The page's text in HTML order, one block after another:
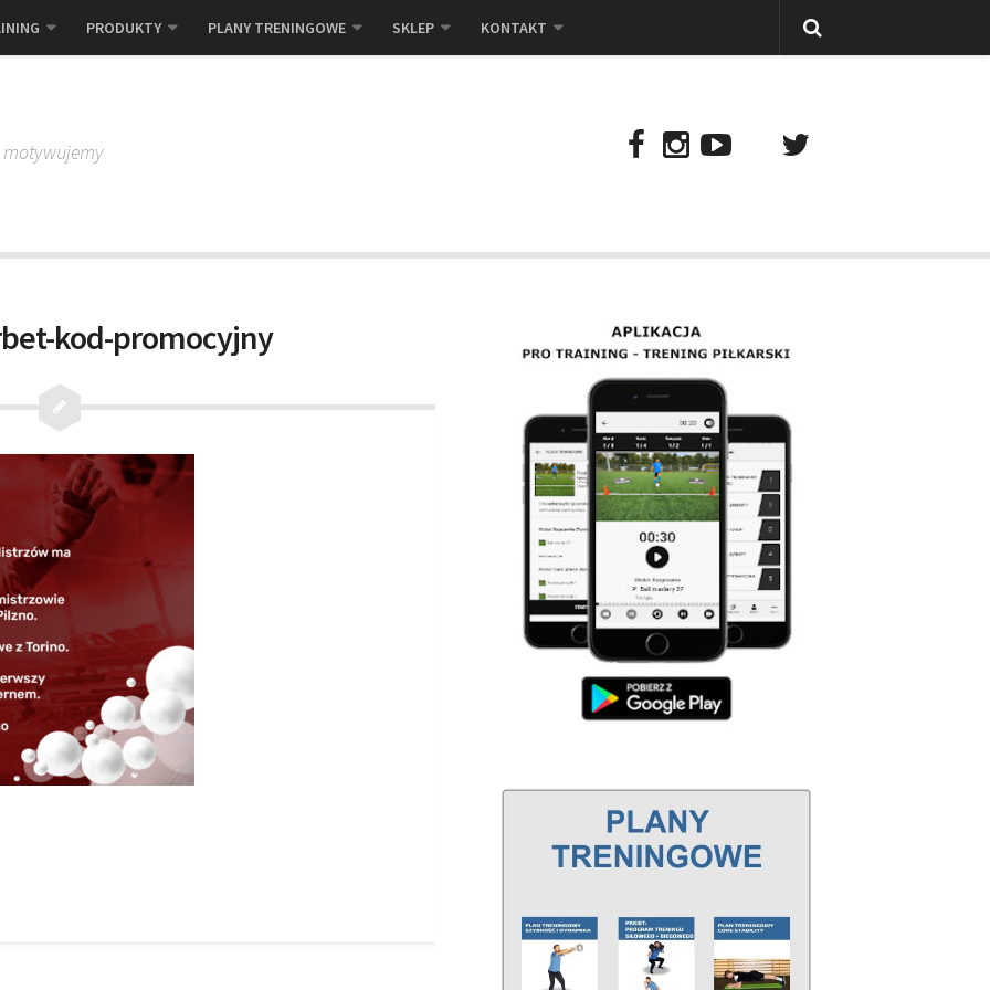
PRODUKTY PLANY TRENINGOWE SKLEP KONTAKT
kod-promocyjny